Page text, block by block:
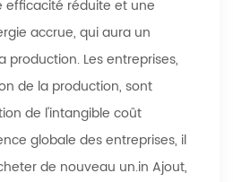
réduite et une
accrue, qui aura un
production. Les entreprises,
de la production, sont
de l'intangible coût
globale des entreprises, il
de nouveau un.in Ajout,